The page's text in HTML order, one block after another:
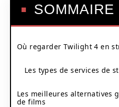
SOMMAIRE
Où regarder Twilight 4 en
Les types de services de
Les meilleures alternatives
de films